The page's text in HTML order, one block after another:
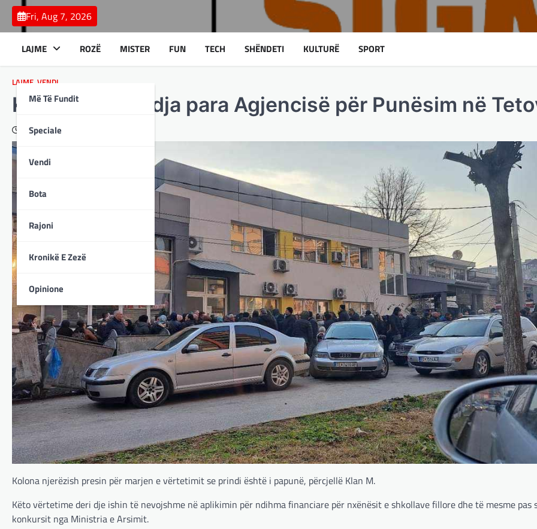
Skip
content
Fri, Aug 7, 2026
LAJME
Më Të Fundit
Speciale
Vendi
Bota
Rajoni
Kronikë E Zezë
Opinione
ROZË MISTER FUN TECH SHËNDETI KULTURË SPORT
LAJME VENDI
Kjo është gjendja para Agjencisë për Punësim në
December 21, 2023
Kolona njerëzish presin për marjen e vërtetimit se prindi është i papunë, përcjellë Klan M.
Këto vërtetime deri dje ishin të nevojshme në aplikimin për ndihma financiare për nxënësit e shkollave fillore dhe të mesme pas
konkursit nga Ministria e Arsimit.